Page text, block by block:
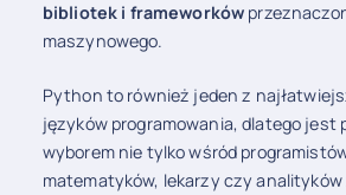
bibliotek i frameworków
maszynowego.
Python to również jeden z
języków programowania, dlatego jest
wyborem nie tylko wśród
matematyków, lekarzy czy